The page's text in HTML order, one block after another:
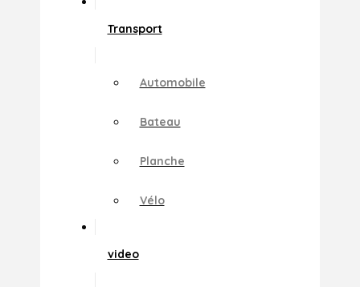
Transport
Automobile
Bateau
Planche
Vélo
video